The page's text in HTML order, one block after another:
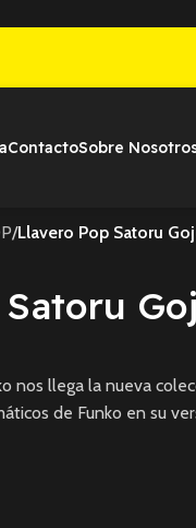
ContactoSobre
/Llavero Pop Satoru
nos llega la nueva
de Funko en su